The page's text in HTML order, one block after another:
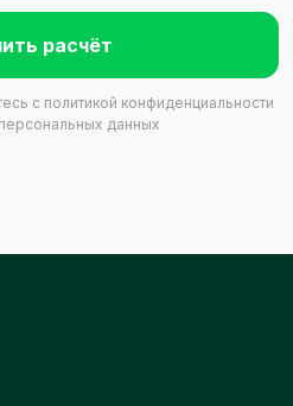
расчёт
с политикой конфиденциальности
данных